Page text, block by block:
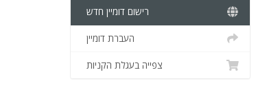
רישום דומיין חדש
העברת דומיין
צפייה בעגלת הקניות